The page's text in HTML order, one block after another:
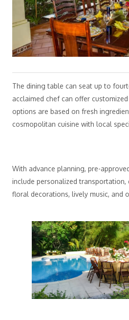
The dining table can seat up to
acclaimed chef can offer
options are based on fresh
cosmopolitan cuisine with local
With advance planning, pre-
include personalized transportation,
floral decorations, lively music, and